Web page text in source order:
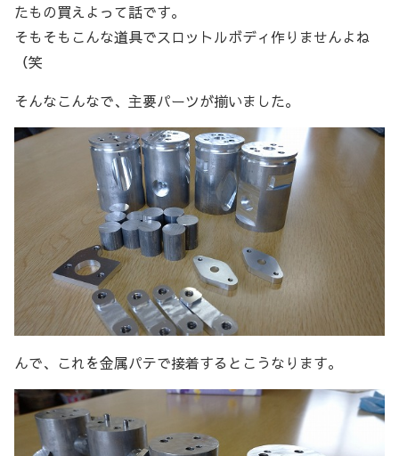
たもの買えよって話です。
そもそもこんな道具でスロットルボディ作りませんよね
（笑
そんなこんなで、主要パーツが揃いました。
んで、これを金属パテで接着するとこうなります。